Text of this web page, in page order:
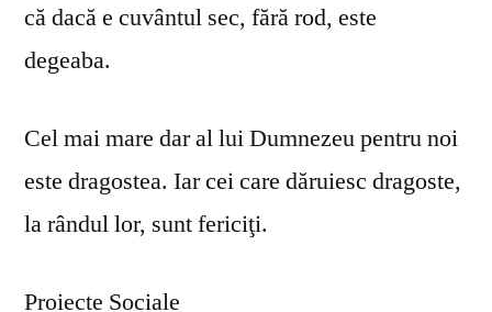
că dacă e cuvântul sec, fără rod, este
degeaba.
Cel mai mare dar al lui Dumnezeu pentru noi
este dragostea. Iar cei care dăruiesc dragoste,
la rândul lor, sunt fericiţi.
Proiecte Sociale